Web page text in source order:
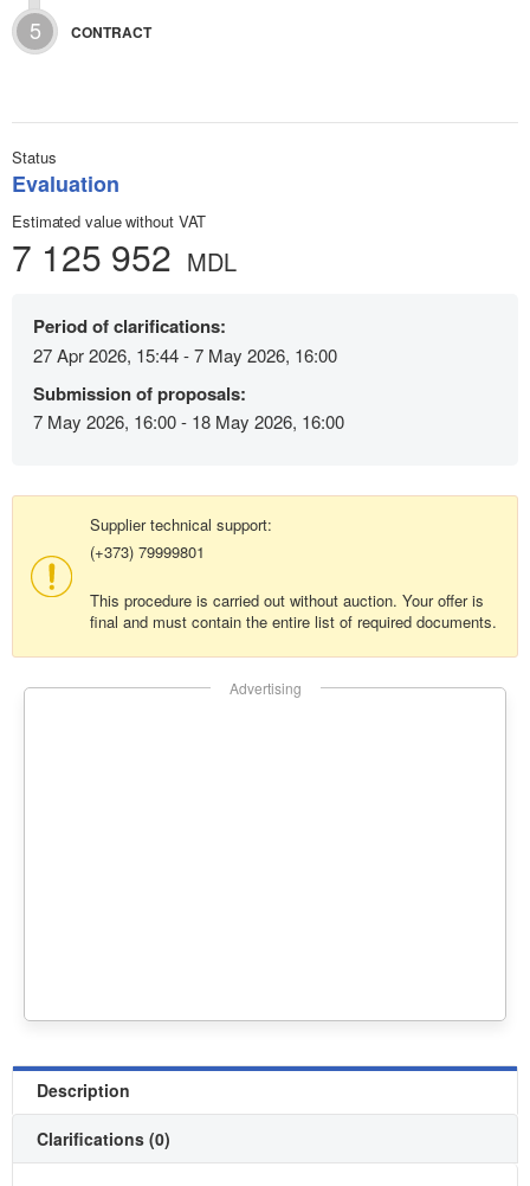
5 CONTRACT
Status
Evaluation
Estimated value without VAT
7 125 952 MDL
Period of clarifications:
27 Apr 2026, 15:44 - 7 May 2026, 16:00
Submission of proposals:
7 May 2026, 16:00 - 18 May 2026, 16:00
Supplier technical support:
(+373) 79999801
This procedure is carried out without auction. Your offer is
final and must contain the entire list of required documents.
Advertising
Description
Clarifications (0)